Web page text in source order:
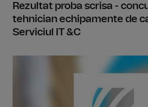
Rezultat proba scrisa -
tehnician echipamente de
Serviciul IT &C